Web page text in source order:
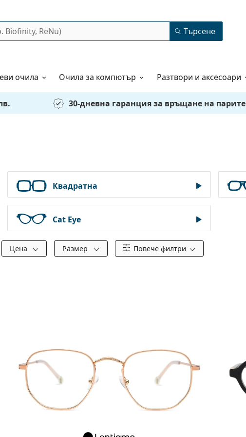
Търсене
очила Очила за компютър Разтвори и аксесоари
30-дневна гаранция за връщане на парите
Квадратна
Cat Eye
Цена Размер Повече филтри